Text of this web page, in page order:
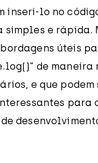
inseri-lo no
simples e rápida.
úteis
de
e que podem
para